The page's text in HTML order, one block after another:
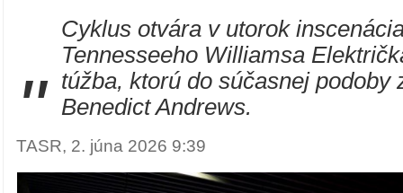
"
Cyklus otvára v utorok
Tennesseeho Williamsa
túžba, ktorú do súčasnej podoby
Benedict Andrews.
TASR, 2. júna 2026 9:39